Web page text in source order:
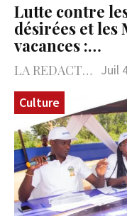
Lutte contre
désirées et les
vacances :…
LA REDACTION Juil
Culture